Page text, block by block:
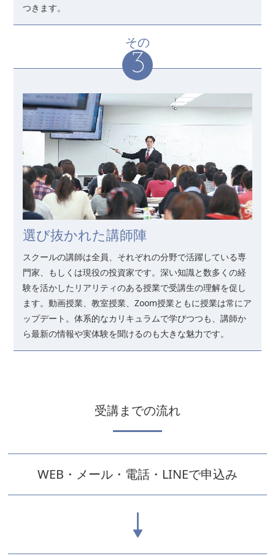
つきます。
その
選び抜かれた講師陣
スクールの講師は全員、それぞれの分野で活躍している専
門家、もしくは現役の投資家です。深い知識と数多くの経
験を活かしたリアリティのある授業で受講生の理解を促し
ます。動画授業、教室授業、Zoom授業ともに授業は常にア
ップデート。体系的なカリキュラムで学びつつも、講師か
ら最新の情報や実体験を聞けるのも大きな魅力です。
受講までの流れ
WEB・メール・電話・LINEで申込み